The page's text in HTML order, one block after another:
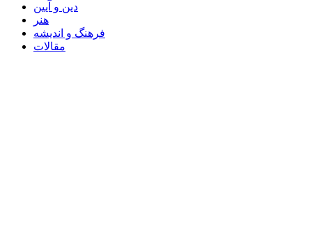
دین و آیین
هنر
فرهنگ و اندیشه
مقالات